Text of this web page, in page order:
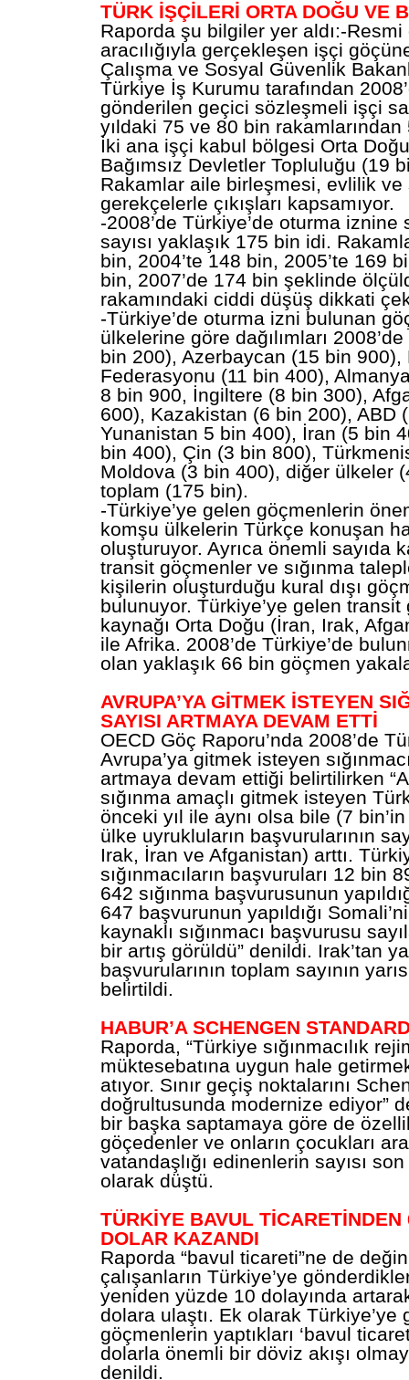
TÜRK İŞÇİLERİ ORTA DOĞU VE
Raporda şu bilgiler yer aldı:-Resmi
aracılığıyla gerçekleşen işçi
Çalışma ve Sosyal Güvenlik
Türkiye İş Kurumu tarafından
gönderilen geçici sözleşmeli işçi
yıldaki 75 ve 80 bin rakamlarından
İki ana işçi kabul bölgesi Orta
Bağımsız Devletler Topluluğu (19
Rakamlar aile birleşmesi, evlilik ve
gerekçelerle çıkışları kapsamıyor.
-2008’de Türkiye’de oturma iznine
sayısı yaklaşık 175 bin idi.
bin, 2004’te 148 bin, 2005’te 169
bin, 2007’de 174 bin şeklinde
rakamındaki ciddi düşüş dikkati
-Türkiye’de oturma izni bulunan
ülkelerine göre dağılımları
bin 200), Azerbaycan (15 bin 900),
Federasyonu (11 bin 400),
8 bin 900, İngiltere (8 bin 300),
600), Kazakistan (6 bin 200), ABD
Yunanistan 5 bin 400), İran (5 bin
bin 400), Çin (3 bin 800),
Moldova (3 bin 400), diğer ülkeler
toplam (175 bin).
-Türkiye’ye gelen göçmenlerin
komşu ülkelerin Türkçe konuşan
oluşturuyor. Ayrıca önemli sayıda
transit göçmenler ve sığınma
kişilerin oluşturduğu kural dışı
bulunuyor. Türkiye’ye gelen
kaynağı Orta Doğu (İran, Irak,
ile Afrika. 2008’de Türkiye’de
olan yaklaşık 66 bin göçmen
AVRUPA’YA GİTMEK İSTEYEN
SAYISI ARTMAYA DEVAM ETTİ
OECD Göç Raporu’nda 2008’de
Avrupa’ya gitmek isteyen
artmaya devam ettiği belirtilirken
sığınma amaçlı gitmek isteyen
önceki yıl ile aynı olsa bile (7
ülke uyrukluların başvurularının
Irak, İran ve Afganistan) arttı.
sığınmacıların başvuruları 12 bin
642 sığınma başvurusunun
647 başvurunun yapıldığı
kaynaklı sığınmacı başvurusu
bir artış görüldü” denildi. Irak’tan
başvurularının toplam sayının
belirtildi.
HABUR’A SCHENGEN
Raporda, “Türkiye sığınmacılık
müktesebatına uygun hale
atıyor. Sınır geçiş noktalarını
doğrultusunda modernize ediyor”
bir başka saptamaya göre de
göçedenler ve onların çocukları
vatandaşlığı edinenlerin sayısı
olarak düştü.
TÜRKİYE BAVUL TİCARETİNDEN
DOLAR KAZANDI
Raporda “bavul ticareti”ne de
çalışanların Türkiye’ye
yeniden yüzde 10 dolayında
dolara ulaştı. Ek olarak Türkiye’ye
göçmenlerin yaptıkları ‘bavul
dolarla önemli bir döviz akışı
denildi.